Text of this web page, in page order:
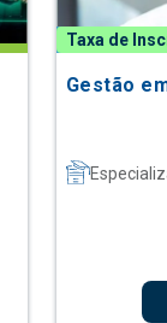
Taxa de
Gestão